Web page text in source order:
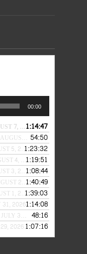
00:00
7, 2026
1:14:47
6, 2026
54:50
5, 2026 1:23:32
4, 2026
1:19:51
3, 2026 1:08:44
2, 2026 1:40:49
1, 2026 1:39:03
31, 20261:14:08
30, 2026
48:16
20261:07:16